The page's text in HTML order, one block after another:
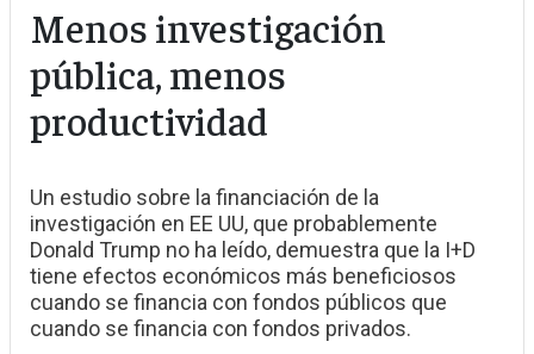
Menos investigación
pública, menos
productividad
Un estudio sobre la financiación de la
investigación en EE UU, que probablemente
Donald Trump no ha leído, demuestra que la I+D
tiene efectos económicos más beneficiosos
cuando se financia con fondos públicos que
cuando se financia con fondos privados.